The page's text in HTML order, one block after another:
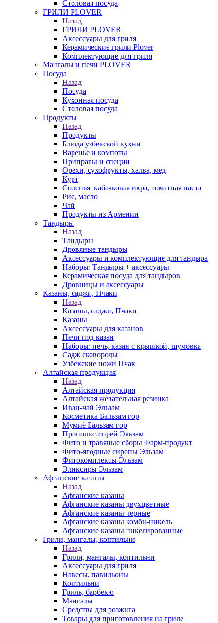
Столовая посуда
ГРИЛИ PLOVER
Назад
ГРИЛИ PLOVER
Аксессуары для гриля
Керамические грили Plover
Комплектующие для гриля
Мангалы и печи PLOVER
Посуда
Назад
Посуда
Кухонная посуда
Столовая посуда
Продукты
Назад
Продукты
Блюда узбекской кухни
Варенье и компоты
Приправы и специи
Орехи, сухофрукты, халва, мед
Курт
Соленья, кабачковая икра, томатная паста
Рис, масло
Чай
Продукты из Армении
Тандыры
Назад
Тандыры
Дровяные тандыры
Аксессуары и комплектующие для тандыра
Наборы: Тандыры + аксессуары
Керамическая посуда для тандыров
Дровницы и аксессуары
Казаны, саджи, Пчаки
Назад
Казаны, саджи, Пчаки
Казаны
Аксессуары для казанов
Печи под казан
Наборы: печь, казан с крышкой, шумовка
Садж сковороды
Узбекские ножи Пчак
Алтайская продукция
Назад
Алтайская продукция
Алтайская жевательная резинка
Иван-чай Эльзам
Косметика Бальзам гор
Мумиё Бальзам гор
Прополис-спрей Эльзам
Фито и травяные сборы Фарм-продукт
Фито-ягодные сиропы Эльзам
Фитокомплексы Эльзам
Эликсиры Эльзам
Афганские казаны
Назад
Афганские казаны
Афганские казаны двухцветные
Афганские казаны черные
Афганские казаны комби-никель
Афганские казаны никелированные
Грили, мангалы, коптильни
Назад
Грили, мангалы, коптильни
Аксессуары для гриля
Навесы, павильоны
Коптильни
Гриль, барбекю
Мангалы
Средства для розжига
Товары для приготовления на гриле